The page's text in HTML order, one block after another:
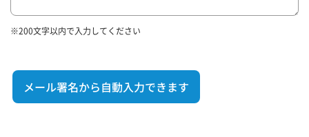
※200文字以内で入力してください
メール署名から自動入力できます